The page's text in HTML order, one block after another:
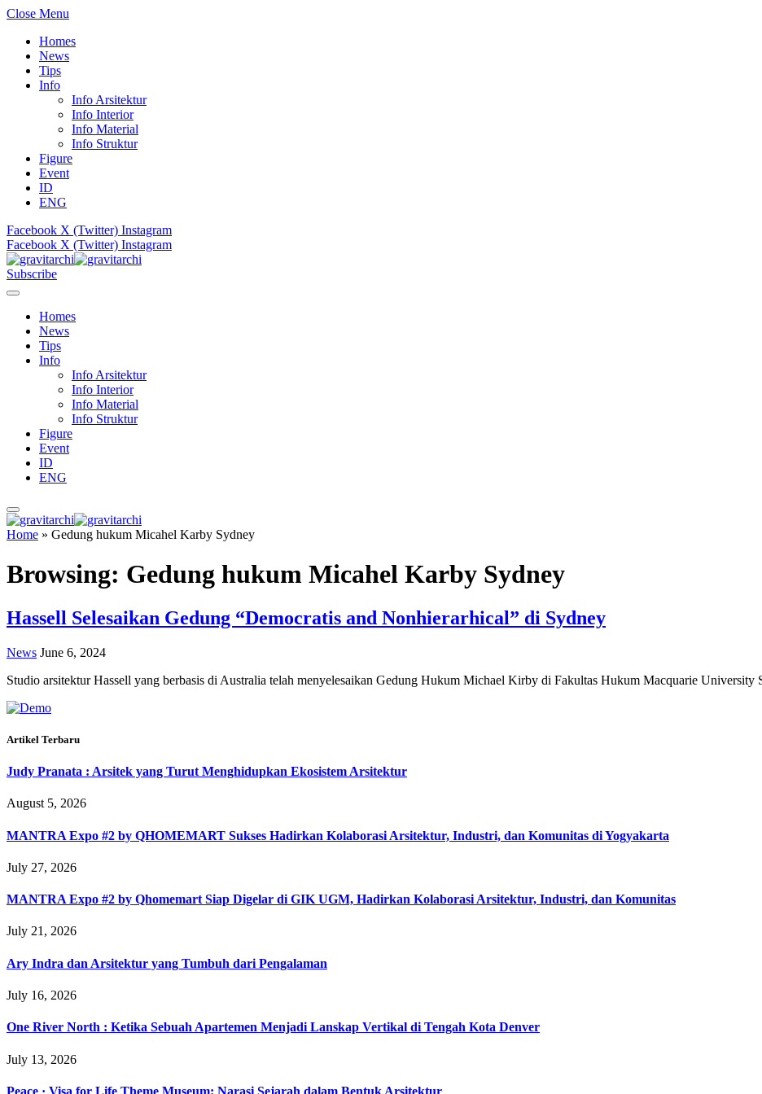
Close Menu
Homes
News
Tips
Info
Info Arsitektur
Info Interior
Info Material
Info Struktur
Figure
Event
ID
ENG
Facebook X (Twitter) Instagram
Facebook X (Twitter) Instagram
Subscribe
Homes
News
Tips
Info
Info Arsitektur
Info Interior
Info Material
Info Struktur
Figure
Event
ID
ENG
Home » Gedung hukum Micahel Karby Sydney
Browsing: Gedung hukum Micahel Karby Sydney
Hassell Selesaikan Gedung “Democratis and Nonhierarhical” di Sydney
News June 6, 2024
Studio arsitektur Hassell yang berbasis di Australia telah menyelesaikan Gedung Hukum Michael Kirby di Fakultas Hukum Macquarie
Artikel Terbaru
Judy Pranata : Arsitek yang Turut Menghidupkan Ekosistem Arsitektur
August 5, 2026
MANTRA Expo #2 by QHOMEMART Sukses Hadirkan Kolaborasi Arsitektur, Industri, dan Komunitas di Yogyakarta
July 27, 2026
MANTRA Expo #2 by Qhomemart Siap Digelar di GIK UGM, Hadirkan Kolaborasi Arsitektur, Industri, dan Komunitas
July 21, 2026
Ary Indra dan Arsitektur yang Tumbuh dari Pengalaman
July 16, 2026
One River North : Ketika Sebuah Apartemen Menjadi Lanskap Vertikal di Tengah Kota Denver
July 13, 2026
Peace · Visa for Life Theme Museum: Narasi Sejarah dalam Bentuk Arsitektur